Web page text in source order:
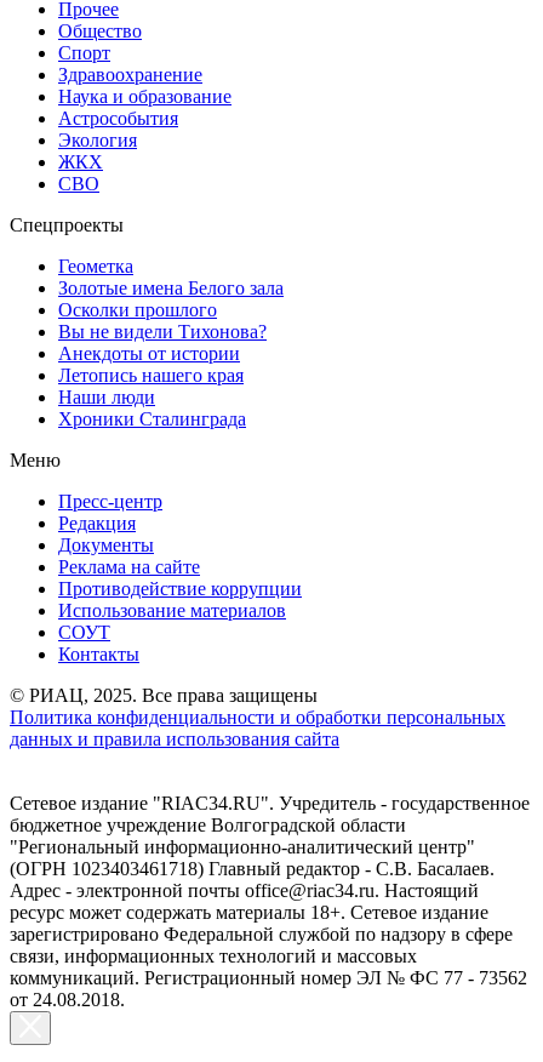
Прочее
Общество
Спорт
Здравоохранение
Наука и образование
Астрособытия
Экология
ЖКХ
СВО
Спецпроекты
Геометка
Золотые имена Белого зала
Осколки прошлого
Вы не видели Тихонова?
Анекдоты от истории
Летопись нашего края
Наши люди
Хроники Сталинграда
Меню
Пресс-центр
Редакция
Документы
Реклама на сайте
Противодействие коррупции
Использование материалов
СОУТ
Контакты
© РИАЦ, 2025. Все права защищены
Политика конфиденциальности и обработки персональных
данных и правила использования сайта
Сетевое издание "RIAC34.RU". Учредитель - государственное
бюджетное учреждение Волгоградской области
"Региональный информационно-аналитический центр"
(ОГРН 1023403461718) Главный редактор - С.В. Басалаев.
Адрес - электронной почты office@riac34.ru. Настоящий
ресурс может содержать материалы 18+. Сетевое издание
зарегистрировано Федеральной службой по надзору в сфере
связи, информационных технологий и массовых
коммуникаций. Регистрационный номер ЭЛ № ФС 77 - 73562
от 24.08.2018.